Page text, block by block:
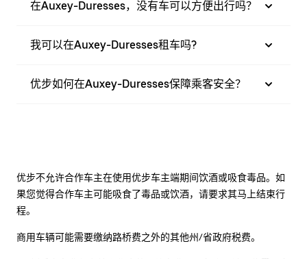
在Auxey-Duresses，没有车可以方便出行吗？
我可以在Auxey-Duresses租车吗?
优步如何在Auxey-Duresses保障乘客安全？
优步不允许合作车主在使用优步车主端期间饮酒或吸食毒品。如
果您觉得合作车主可能吸食了毒品或饮酒，请要求其马上结束行
程。
商用车辆可能需要缴纳路桥费之外的其他州/省政府税费。